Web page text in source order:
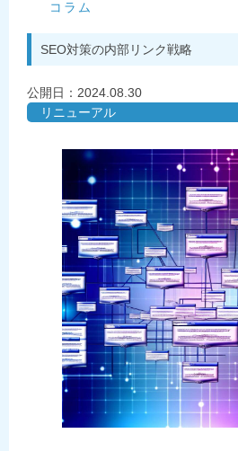
コラム
SEO対策の内部リンク戦略
公開日： 2024.08.30
リニューアル